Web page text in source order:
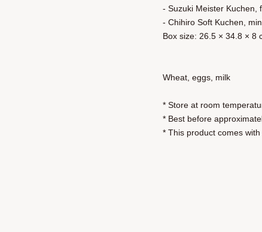
- Suzuki Meister Kuchen,
- Chihiro Soft Kuchen,
Box size: 26.5 × 34.8 × 8
Wheat, eggs, milk
* Store at room
* Best before
* This product comes